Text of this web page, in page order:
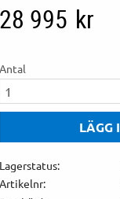
28 995 kr
Antal
Lagerstatus
Artikelnr